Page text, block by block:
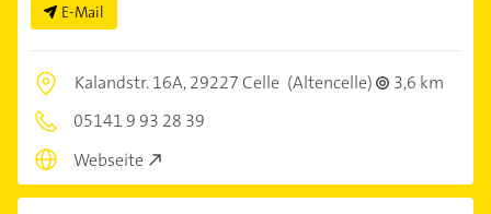
E-Mail
Kalandstr. 16A,29227 Celle (Altencelle)
3,6 km
05141 9 93 28 39
Webseite